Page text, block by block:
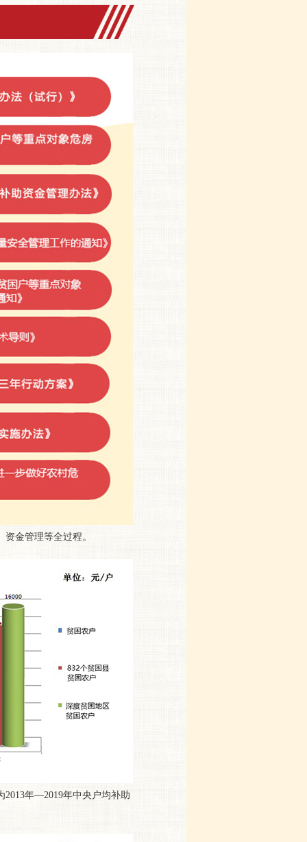
金管理等全过程。
年—2019年中央户均补助